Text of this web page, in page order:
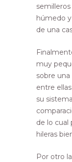
húmedo
de una
muy
sobre
entre
su
de lo cual
hileras
Por otro